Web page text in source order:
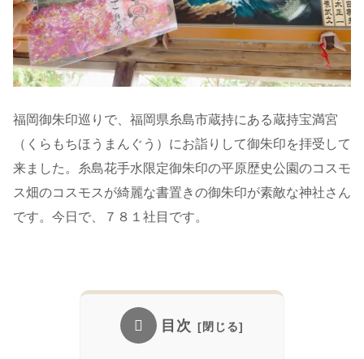
福岡御朱印巡りで、福岡県糸島市蔵持にある蔵持宝満宮
（くらもちほうまんぐう）にお詣りして御朱印を拝受して
来ました。糸島花手水限定御朱印の平原歴史公園のコスモ
ス畑のコスモスが綺麗な書置きの御朱印が素敵な神社さん
です。今日で、７８１社目です。
目次